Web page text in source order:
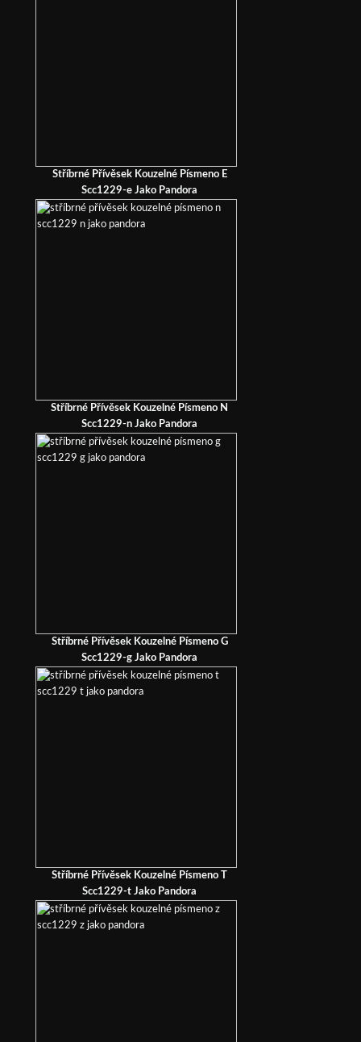
Stříbrné Přívěsek Kouzelné Písmeno E
Scc1229-e Jako Pandora
Stříbrné Přívěsek Kouzelné Písmeno N
Scc1229-n Jako Pandora
Stříbrné Přívěsek Kouzelné Písmeno G
Scc1229-g Jako Pandora
Stříbrné Přívěsek Kouzelné Písmeno T
Scc1229-t Jako Pandora